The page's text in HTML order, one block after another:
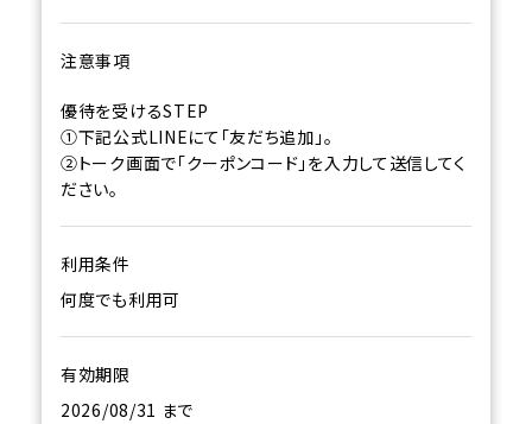
注意事項
優待を受けるSTEP
①下記公式LINEにて「友だち追加」。
②トーク画面で「クーポンコード」を入力して送信してく
ださい。
利用条件
何度でも利用可
有効期限
2026/08/31 まで